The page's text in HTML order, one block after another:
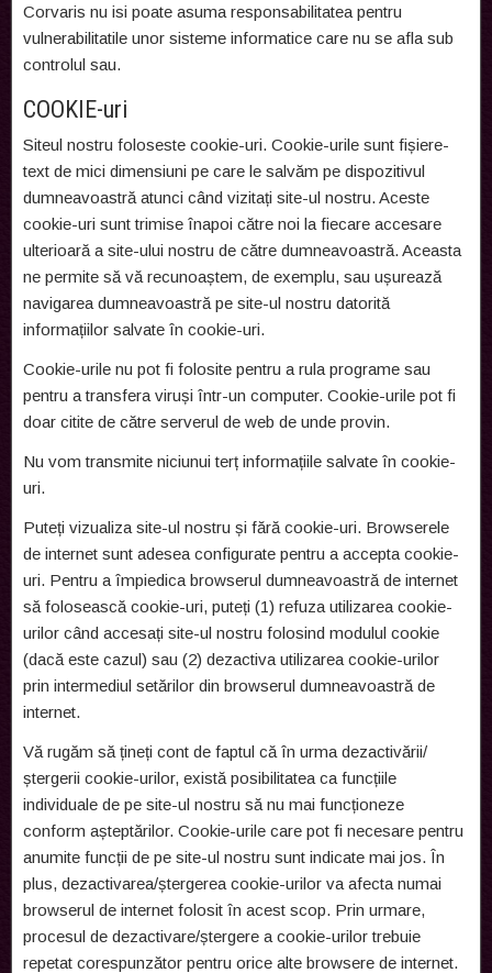
Corvaris nu isi poate asuma responsabilitatea pentru
vulnerabilitatile unor sisteme informatice care nu se afla sub
controlul sau.
COOKIE-uri
Siteul nostru foloseste cookie-uri. Cookie-urile sunt fișiere-
text de mici dimensiuni pe care le salvăm pe dispozitivul
dumneavoastră atunci când vizitați site-ul nostru. Aceste
cookie-uri sunt trimise înapoi către noi la fiecare accesare
ulterioară a site-ului nostru de către dumneavoastră. Aceasta
ne permite să vă recunoaștem, de exemplu, sau ușurează
navigarea dumneavoastră pe site-ul nostru datorită
informațiilor salvate în cookie-uri.
Cookie-urile nu pot fi folosite pentru a rula programe sau
pentru a transfera viruși într-un computer. Cookie-urile pot fi
doar citite de către serverul de web de unde provin.
Nu vom transmite niciunui terț informațiile salvate în cookie-
uri.
Puteți vizualiza site-ul nostru și fără cookie-uri. Browserele
de internet sunt adesea configurate pentru a accepta cookie-
uri. Pentru a împiedica browserul dumneavoastră de internet
să folosească cookie-uri, puteți (1) refuza utilizarea cookie-
urilor când accesați site-ul nostru folosind modulul cookie
(dacă este cazul) sau (2) dezactiva utilizarea cookie-urilor
prin intermediul setărilor din browserul dumneavoastră de
internet.
Vă rugăm să țineți cont de faptul că în urma dezactivării/
ștergerii cookie-urilor, există posibilitatea ca funcțiile
individuale de pe site-ul nostru să nu mai funcționeze
conform așteptărilor. Cookie-urile care pot fi necesare pentru
anumite funcții de pe site-ul nostru sunt indicate mai jos. În
plus, dezactivarea/ștergerea cookie-urilor va afecta numai
browserul de internet folosit în acest scop. Prin urmare,
procesul de dezactivare/ștergere a cookie-urilor trebuie
repetat corespunzător pentru orice alte browsere de internet.